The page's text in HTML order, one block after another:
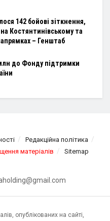
142 бойові зіткнення,
Костянтинівському та
– Генштаб
до Фонду підтримки
Редакційна політика
матеріалів Sitemap
опублікованих на сайті,